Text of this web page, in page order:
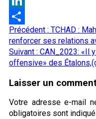
LinkedIn
Partager
Navigation
d’article
Précédent : TCHAD :
renforcer ses relations
Suivant : CAN_2023: «Il
offensive» des
Laisser un
Votre adresse e-mail
obligatoires sont